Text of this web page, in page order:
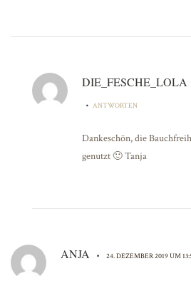
DIE_FESCHE_LOLA
• ANTWORTEN
Dankeschön, die
genutzt 🙂 Tanja
ANJA • 24. DEZEMBER 2019 UM